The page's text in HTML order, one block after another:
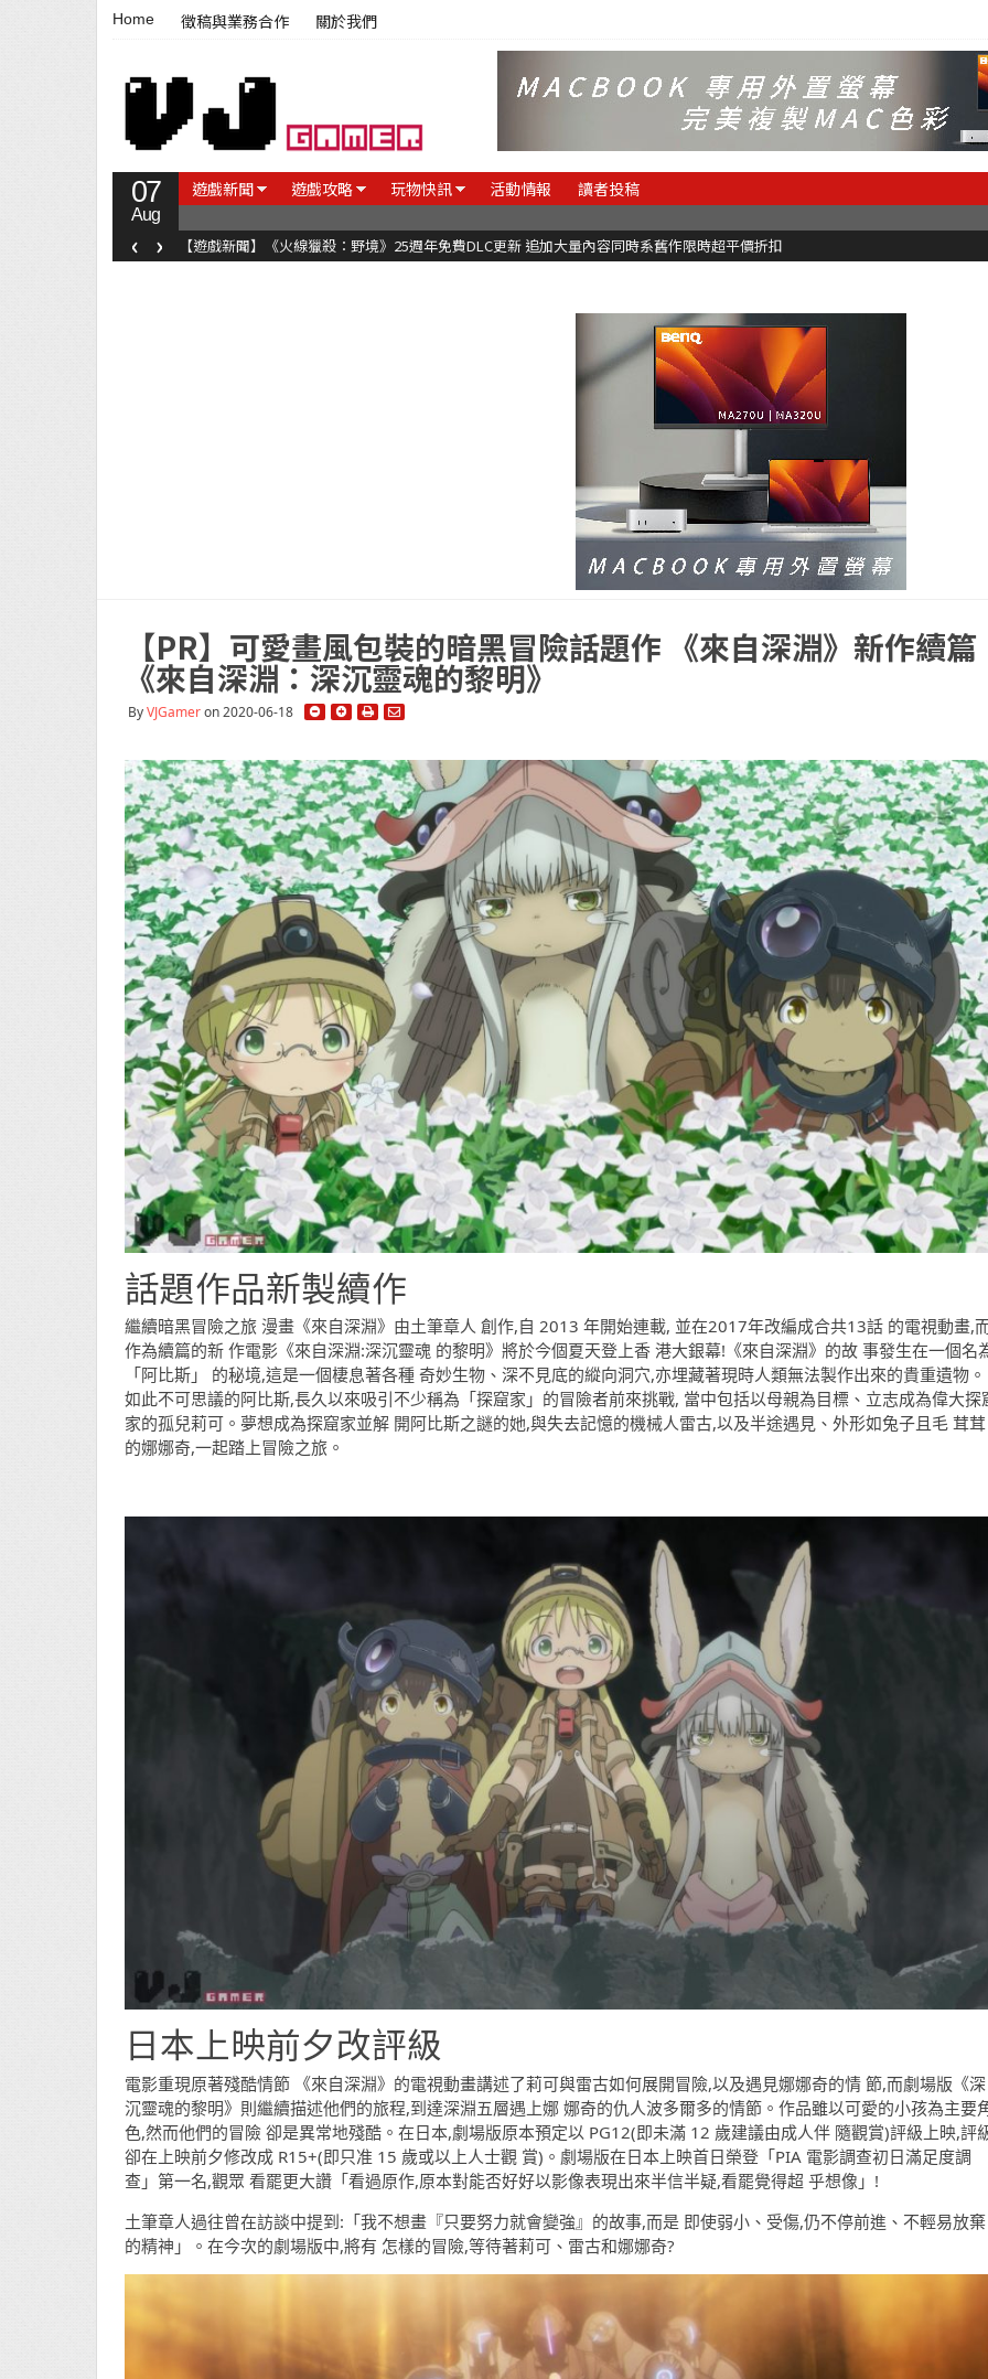
Home 徵稿與業務合作 關於我們
07
Aug
遊戲新聞 遊戲攻略 玩物快訊 活動情報 讀者投稿
【遊戲新聞】《火線獵殺：野境》25週年免費DLC更新 追加大量內容同時系舊作限時超平價折扣
‹ ›
【PR】可愛畫風包裝的暗黑冒險話題作 《來自深淵》新作續篇
《來自深淵：深沉靈魂的黎明》
ByVJGameron 2020-06-18
話題作品新製續作
繼續暗黑冒險之旅 漫畫《來自深淵》由土筆章人 創作,自 2013 年開始連載, 並在2017年改編成合共13話 的電視動畫,
作為續篇的新 作電影《來自深淵:深沉靈魂 的黎明》將於今個夏天登上香 港大銀幕!《來自深淵》的故 事發生在一個名
「阿比斯」 的秘境,這是一個棲息著各種 奇妙生物、深不見底的縱向洞穴,亦埋藏著現時人類無法製作出來的貴重遺物。
如此不可思議的阿比斯,長久以來吸引不少稱為「探窟家」的冒險者前來挑戰, 當中包括以母親為目標、立志成為偉大探
家的孤兒莉可。夢想成為探窟家並解 開阿比斯之謎的她,與失去記憶的機械人雷古,以及半途遇見、外形如兔子且毛 茸茸
的娜娜奇,一起踏上冒險之旅。
日本上映前夕改評級
電影重現原著殘酷情節 《來自深淵》的電視動畫講述了莉可與雷古如何展開冒險,以及遇見娜娜奇的情 節,而劇場版《深
沉靈魂的黎明》則繼續描述他們的旅程,到達深淵五層遇上娜 娜奇的仇人波多爾多的情節。作品雖以可愛的小孩為主要
色,然而他們的冒險 卻是異常地殘酷。在日本,劇場版原本預定以 PG12(即未滿 12 歲建議由成人伴 隨觀賞)評級上映,評
卻在上映前夕修改成 R15+(即只准 15 歲或以上人士觀 賞)。劇場版在日本上映首日榮登「PIA 電影調查初日滿足度調
查」第一名,觀眾 看罷更大讚「看過原作,原本對能否好好以影像表現出來半信半疑,看罷覺得超 乎想像」!
土筆章人過往曾在訪談中提到:「我不想畫『只要努力就會變強』的故事,而是 即使弱小、受傷,仍不停前進、不輕易放棄
的精神」。在今次的劇場版中,將有 怎樣的冒險,等待著莉可、雷古和娜娜奇?